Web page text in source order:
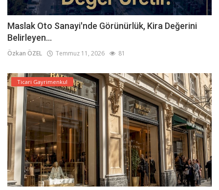
Maslak Oto Sanayi'nde Görünürlük, Kira Değerini
Belirleyen...
Özkan ÖZEL Temmuz 11, 2026 81
Ticari Gayrimenkul